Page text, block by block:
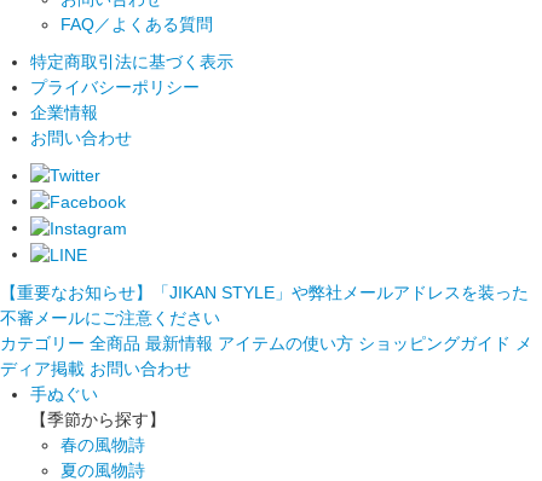
FAQ／よくある質問
特定商取引法に基づく表示
プライバシーポリシー
企業情報
お問い合わせ
【重要なお知らせ】「JIKAN STYLE」や弊社メールアドレスを装った
不審メールにご注意ください
カテゴリー 全商品 最新情報 アイテムの使い方 ショッピングガイド
メ
ディア掲載 お問い合わせ
手ぬぐい
【季節から探す】
春の風物詩
夏の風物詩